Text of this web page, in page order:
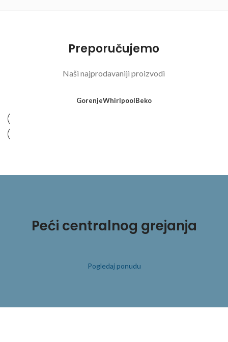
Preporučujemo
Naši najprodavaniji proizvodi
GorenjeWhirlpoolBeko
Peći centralnog grejanja
Pogledaj ponudu